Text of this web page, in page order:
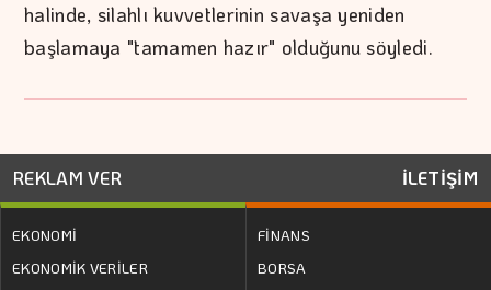
halinde, silahlı kuvvetlerinin savaşa yeniden
başlamaya "tamamen hazır" olduğunu söyledi.
REKLAM VER İLETİŞİM
EKONOMİ
EKONOMİK VERİLER
FİNANS
BORSA